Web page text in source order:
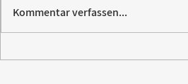
Paw Patrol erobert die
Kommentar verfassen...